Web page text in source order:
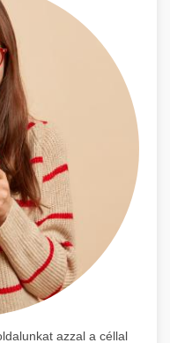
azzal a céllal